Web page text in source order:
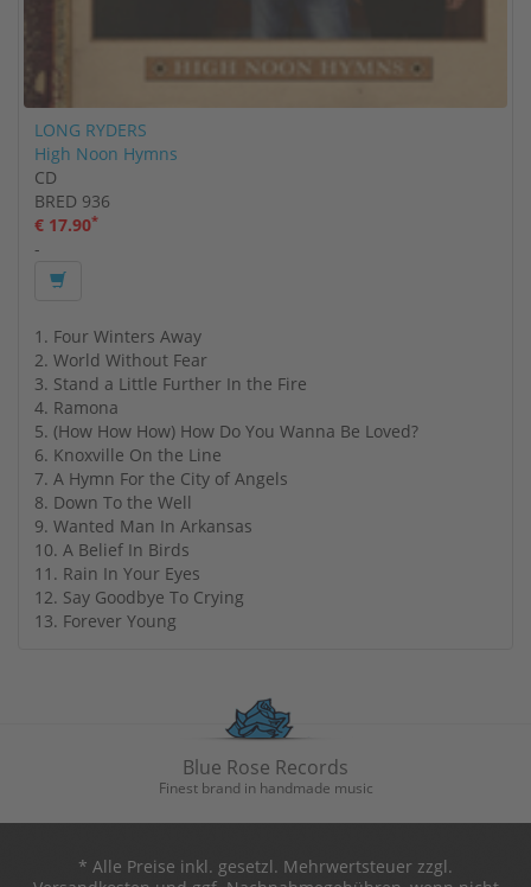
LONG RYDERS
High Noon Hymns
CD
BRED 936
€ 17.90*
-
1. Four Winters Away
2. World Without Fear
3. Stand a Little Further In the Fire
4. Ramona
5. (How How How) How Do You Wanna Be Loved?
6. Knoxville On the Line
7. A Hymn For the City of Angels
8. Down To the Well
9. Wanted Man In Arkansas
10. A Belief In Birds
11. Rain In Your Eyes
12. Say Goodbye To Crying
13. Forever Young
Blue Rose Records
Finest brand in handmade music
* Alle Preise inkl. gesetzl. Mehrwertsteuer zzgl.